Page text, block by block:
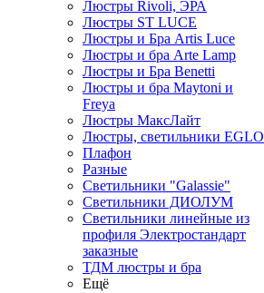
Люстры Rivoli, ЭРА
Люстры ST LUCE
Люстры и Бра Artis Luce
Люстры и бра Arte Lamp
Люстры и Бра Benetti
Люстры и бра Maytoni и
Freya
Люстры МаксЛайт
Люстры, светильники EGLO
Плафон
Разные
Светильники "Galassie"
Светильники ДИОЛУМ
Светильники линейные из
профиля Электростандарт
заказные
ТДМ люстры и бра
Ещё